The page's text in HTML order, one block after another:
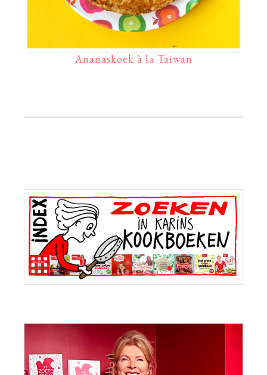
Ananaskoek à la Taiwan
Primaire
Sidebar